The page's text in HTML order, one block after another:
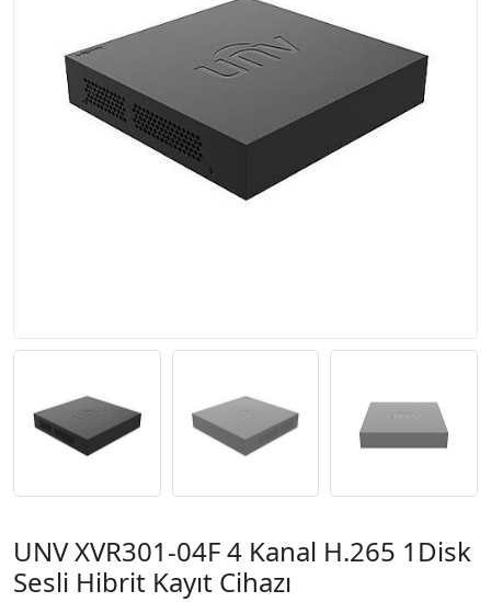
UNV XVR301-04F 4 Kanal H.265 1Disk
Sesli Hibrit Kayıt Cihazı